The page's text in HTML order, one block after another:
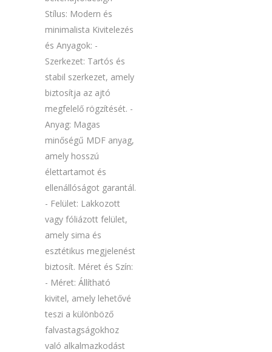
Stílus: Modern és
minimalista Kivitelezés
és Anyagok: -
Szerkezet: Tartós és
stabil szerkezet, amely
biztosítja az ajtó
megfelelő rögzítését. -
Anyag: Magas
minőségű MDF anyag,
amely hosszú
élettartamot és
ellenállóságot garantál.
- Felület: Lakkozott
vagy fóliázott felület,
amely sima és
esztétikus megjelenést
biztosít. Méret és Szín:
- Méret: Állítható
kivitel, amely lehetővé
teszi a különböző
falvastagságokhoz
való alkalmazkodást